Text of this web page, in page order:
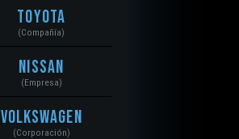
Toyota
(Compañía)
Nissan
(Empresa)
Volkswagen
(Corporación)